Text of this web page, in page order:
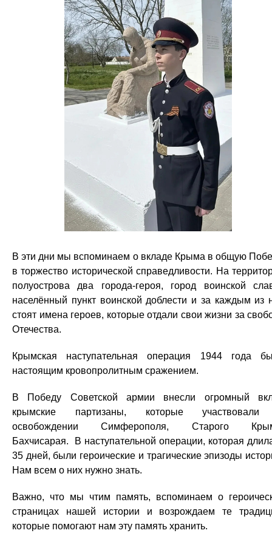
В эти дни мы вспоминаем о вкладе Крыма в общую
в торжество исторической справедливости. На
полуострова два города-героя, город воинской
населённый пункт воинской доблести и за каждым из
стоят имена героев, которые отдали свои жизни за
Отечества.
Крымская наступательная операция 1944 года
настоящим кровопролитным сражением.
В Победу Советской армии внесли огромный
крымские партизаны, которые
освобождении Симферополя, Старого
Бахчисарая. В наступательной операции, которая
35 дней, были героические и трагические эпизоды
Нам всем о них нужно знать.
Важно, что мы чтим память, вспоминаем о
страницах нашей истории и возрождаем те
которые помогают нам эту память хранить.